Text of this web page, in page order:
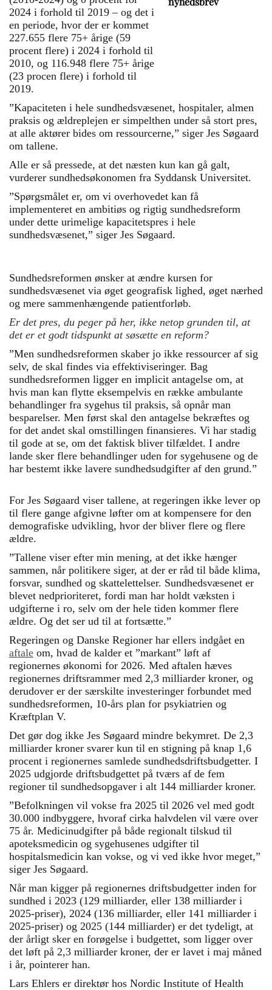
2024 i forhold til 2019 – og det i
en periode, hvor der er kommet
227.655 flere 75+ årige (59
procent flere) i 2024 i forhold til
2010, og 116.948 flere 75+ årige
(23 procen flere) i forhold til
2019.
”Kapaciteten i hele sundhedsvæsenet, hospitaler, almen
praksis og ældreplejen er simpelthen under så stort pres,
at alle aktører bides om ressourcerne,” siger Jes Søgaard
om tallene.
Alle er så pressede, at det næsten kun kan gå galt,
vurderer sundhedsøkonomen fra Syddansk Universitet.
”Spørgsmålet er, om vi overhovedet kan få
implementeret en ambitiøs og rigtig sundhedsreform
under dette urimelige kapacitetspres i hele
sundhedsvæsenet,” siger Jes Søgaard.
Sundhedsreformen ønsker at ændre kursen for
sundhedsvæsenet via øget geografisk lighed, øget nærhed
og mere sammenhængende patientforløb.
Er det pres, du peger på her, ikke netop grunden til, at
det er et godt tidspunkt at søsætte en reform?
”Men sundhedsreformen skaber jo ikke ressourcer af sig
selv, de skal findes via effektiviseringer. Bag
sundhedsreformen ligger en implicit antagelse om, at
hvis man kan flytte eksempelvis en række ambulante
behandlinger fra sygehus til praksis, så opnår man
besparelser. Men først skal den antagelse bekræftes og
for det andet skal omstillingen finansieres. Vi har stadig
til gode at se, om det faktisk bliver tilfældet. I andre
lande sker flere behandlinger uden for sygehusene og de
har bestemt ikke lavere sundhedsudgifter af den grund.”
For Jes Søgaard viser tallene, at regeringen ikke lever op
til flere gange afgivne løfter om at kompensere for den
demografiske udvikling, hvor der bliver flere og flere
ældre.
”Tallene viser efter min mening, at det ikke hænger
sammen, når politikere siger, at der er råd til både klima,
forsvar, sundhed og skattelettelser. Sundhedsvæsenet er
blevet nedprioriteret, fordi man har holdt væksten i
udgifterne i ro, selv om der hele tiden kommer flere
ældre. Og det ser ud til at fortsætte.”
Regeringen og Danske Regioner har ellers indgået en
aftale om, hvad de kalder et ”markant” løft af
regionernes økonomi for 2026. Med aftalen hæves
regionernes driftsrammer med 2,3 milliarder kroner, og
derudover er der særskilte investeringer forbundet med
sundhedsreformen, 10-års plan for psykiatrien og
Kræftplan V.
Det gør dog ikke Jes Søgaard mindre bekymret. De 2,3
milliarder kroner svarer kun til en stigning på knap 1,6
procent i regionernes samlede sundhedsdriftsbudgetter. I
2025 udgjorde driftsbudgettet på tværs af de fem
regioner til sundhedsopgaver i alt 144 milliarder kroner.
”Befolkningen vil vokse fra 2025 til 2026 vel med godt
30.000 indbyggere, hvoraf cirka halvdelen vil være over
75 år. Medicinudgifter på både regionalt tilskud til
apoteksmedicin og sygehusenes udgifter til
hospitalsmedicin kan vokse, og vi ved ikke hvor meget,”
siger Jes Søgaard.
Når man kigger på regionernes driftsbudgetter inden for
sundhed i 2023 (129 milliarder, eller 138 milliarder i
2025-priser), 2024 (136 milliarder, eller 141 milliarder i
2025-priser) og 2025 (144 milliarder) er det tydeligt, at
der årligt sker en forøgelse i budgettet, som ligger over
det løft på 2,3 milliarder kroner, der er lavet i maj måned
i år, pointerer han.
Lars Ehlers er direktør hos Nordic Institute of Health